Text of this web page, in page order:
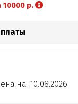
10000 р.
на: 10.08.2026